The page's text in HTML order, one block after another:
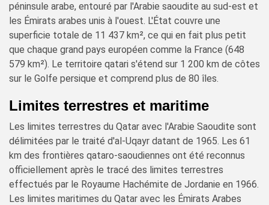
péninsule arabe, entouré par l'Arabie saoudite au sud-est et
les Émirats arabes unis à l'ouest. L'État couvre une
superficie totale de 11 437 km², ce qui en fait plus petit
que chaque grand pays européen comme la France (648
579 km²). Le territoire qatari s'étend sur 1 200 km de côtes
sur le Golfe persique et comprend plus de 80 îles.
Limites terrestres et maritime
Les limites terrestres du Qatar avec l'Arabie Saoudite sont
délimitées par le traité d'al-Uqayr datant de 1965. Les 61
km des frontières qataro-saoudiennes ont été reconnus
officiellement après le tracé des limites terrestres
effectués par le Royaume Hachémite de Jordanie en 1966.
Les limites maritimes du Qatar avec les Émirats Arabes